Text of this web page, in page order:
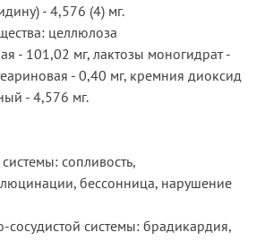
- 4,576 (4) мг.
целлюлоза
- 101,02 мг, лактозы моногидрат -
- 0,40 мг, кремния диоксид
- 4,576 мг.
сопливость,
бессонница, нарушение
сосудистой системы: брадикардия,